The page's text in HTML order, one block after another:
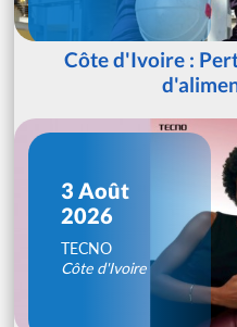
Côte d'Ivoire :
3 Août
2026
TECNO
Côte d'Ivoire